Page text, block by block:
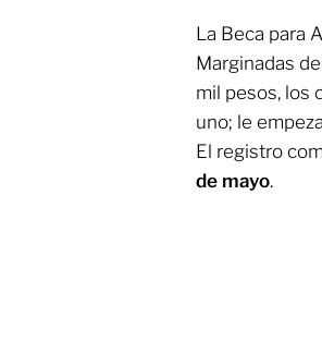
La Beca para
Marginadas
mil pesos, los
uno; le
El registro
de mayo.